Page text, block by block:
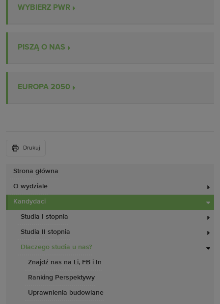
Strona główna
O wydziale
Kandydaci
Studia I stopnia
Studia II stopnia
Dlaczego studia u nas?
Znajdź nas na Li, FB i In
Ranking Perspektywy
Uprawnienia budowlane
WYBIERZ PWR
PISZĄ O NAS
EUROPA 2050
Drukuj